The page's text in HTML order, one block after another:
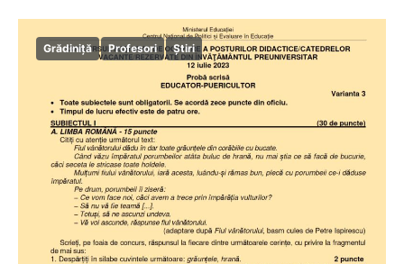
Grădiniță Profesori Știri